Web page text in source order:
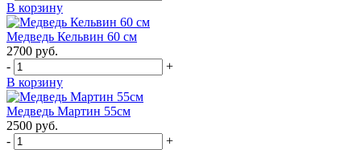
В корзину
Медведь Кельвин 60 см
2700 руб.
-
+
В корзину
Медведь Мартин 55см
2500 руб.
-
+